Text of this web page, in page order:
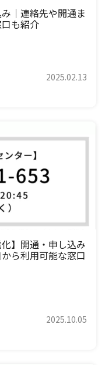
｜連絡先や開通ま
も紹介
2025.02.13
】開通・申し込み
ら利用可能な窓口
2025.10.05